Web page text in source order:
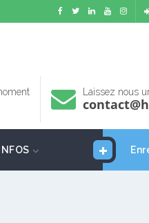
Laissez nous
INFOS